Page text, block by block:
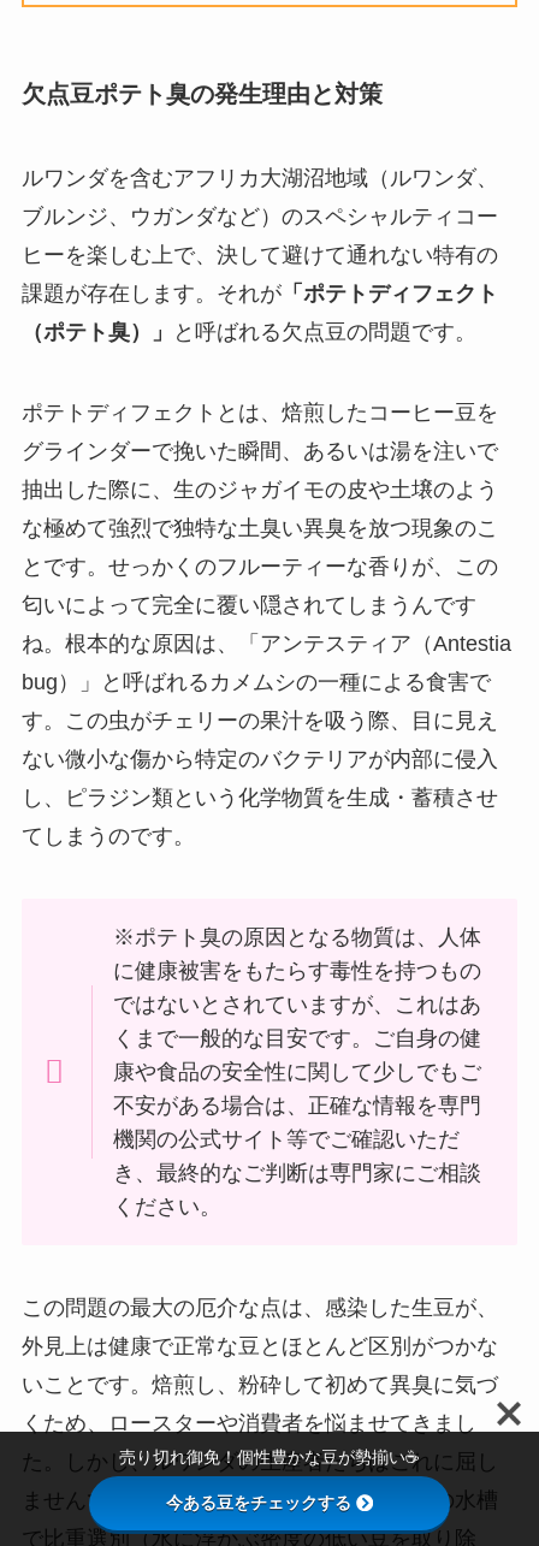
欠点豆ポテト臭の発生理由と対策
ルワンダを含むアフリカ大湖沼地域（ルワンダ、
ブルンジ、ウガンダなど）のスペシャルティコー
ヒーを楽しむ上で、決して避けて通れない特有の
課題が存在します。それが「ポテトディフェクト
（ポテト臭）」
と呼ばれる欠点豆の問題です。
ポテトディフェクトとは、焙煎したコーヒー豆を
グラインダーで挽いた瞬間、あるいは湯を注いで
抽出した際に、生のジャガイモの皮や土壌のよう
な極めて強烈で独特な土臭い異臭を放つ現象のこ
とです。せっかくのフルーティーな香りが、この
匂いによって完全に覆い隠されてしまうんです
ね。根本的な原因は、「アンテスティア（Antestia
bug）」と呼ばれるカメムシの一種による食害で
す。この虫がチェリーの果汁を吸う際、目に見え
ない微小な傷から特定のバクテリアが内部に侵入
し、ピラジン類という化学物質を生成・蓄積させ
てしまうのです。
※ポテト臭の原因となる物質は、人体
に健康被害をもたらす毒性を持つもの
ではないとされていますが、これはあ
くまで一般的な目安です。ご自身の健
康や食品の安全性に関して少しでもご
不安がある場合は、正確な情報を専門
機関の公式サイト等でご確認いただ
き、最終的なご判断は専門家にご相談
ください。
この問題の最大の厄介な点は、感染した生豆が、
外見上は健康で正常な豆とほとんど区別がつかな
いことです。焙煎し、粉砕して初めて異臭に気づ
くため、ロースターや消費者を悩ませてきまし
た。しかし、ルワンダの生産者たちはこれに屈し
ませんでした。ウォッシングステーションの水槽
で比重選別（水に浮かぶ密度の低い豆を取り除
売り切れ御免！個性豊かな豆が勢揃い☕️
今ある豆をチェックする